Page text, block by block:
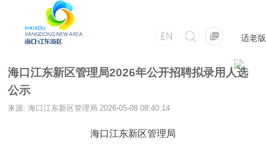
适老版
海口江东新区管理局2026年公开招聘拟录用人选
公示
来源: 海口江东新区管理局 2026-05-08 08:40:14
海口江东新区管理局